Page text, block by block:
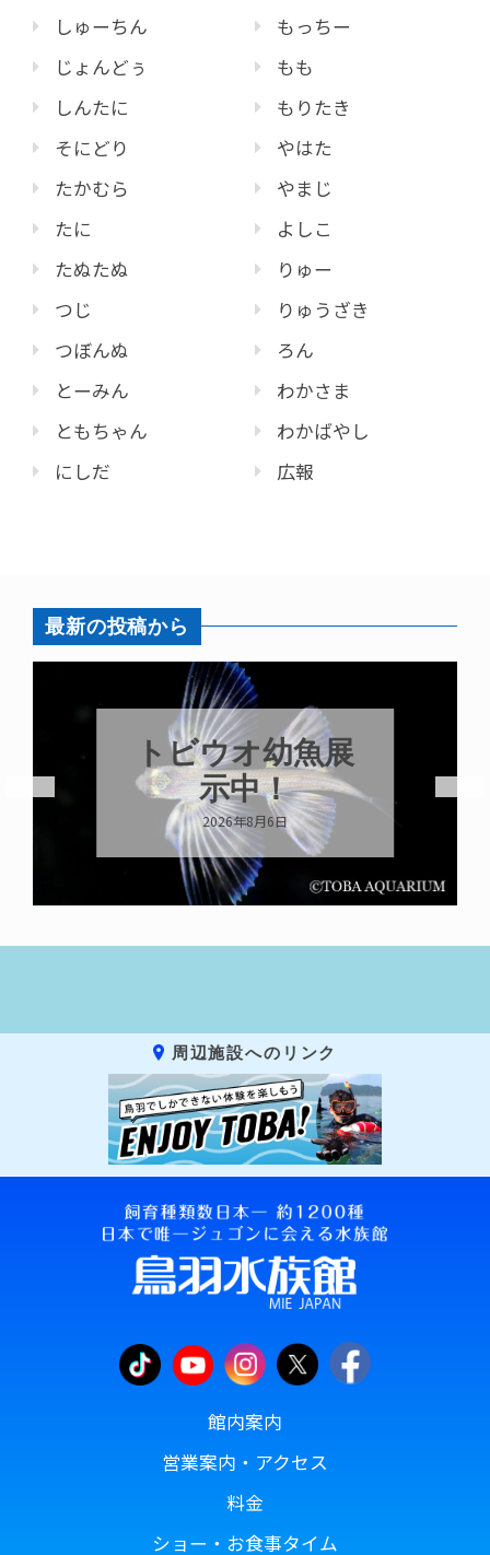
しゅーちん
じょんどぅ
しんたに
そにどり
たかむら
たに
たぬたぬ
つじ
つぼんぬ
とーみん
ともちゃん
にしだ
もっちー
もも
もりたき
やはた
やまじ
よしこ
りゅー
りゅうざき
ろん
わかさま
わかばやし
広報
最新の投稿から
トビウオ幼魚展
示中！
2026年8月6日
周辺施設へのリンク
館内案内
営業案内・アクセス
料金
ショー・お食事タイム